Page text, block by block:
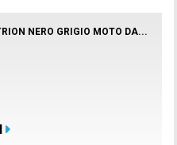
NERO GRIGIO MOTO DA...